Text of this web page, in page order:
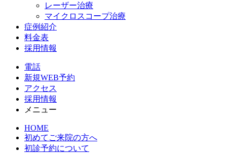
レーザー治療
マイクロスコープ治療
症例紹介
料金表
採用情報
電話
新規WEB予約
アクセス
採用情報
メニュー
HOME
初めてご来院の方へ
初診予約について